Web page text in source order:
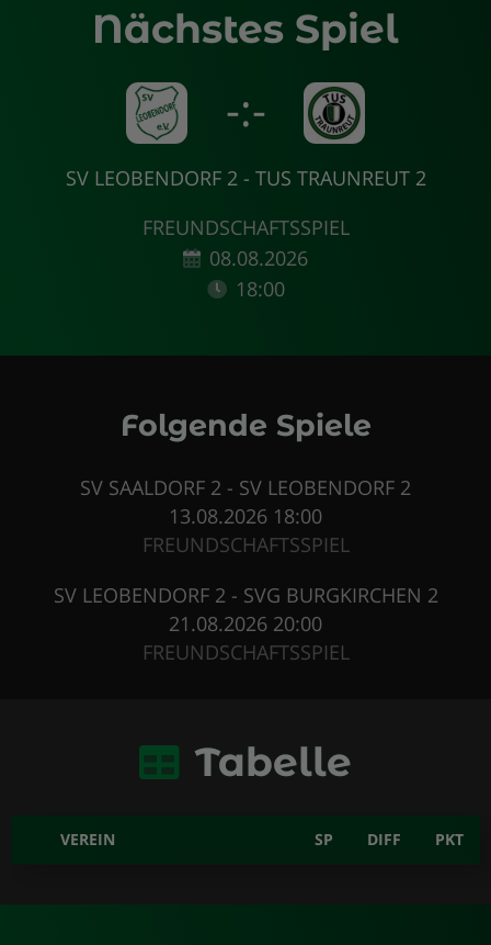
Nächstes Spiel
-:-
SV LEOBENDORF 2 - TUS TRAUNREUT 2
FREUNDSCHAFTSSPIEL
08.08.2026
18:00
Folgende Spiele
SV SAALDORF 2 - SV LEOBENDORF 2
13.08.2026 18:00
FREUNDSCHAFTSSPIEL
SV LEOBENDORF 2 - SVG BURGKIRCHEN 2
21.08.2026 20:00
FREUNDSCHAFTSSPIEL
Tabelle
VEREIN SP DIFF PKT